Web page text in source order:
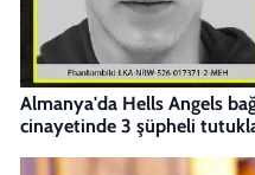
Almanya'da Hells Angels
cinayetinde 3 şüpheli